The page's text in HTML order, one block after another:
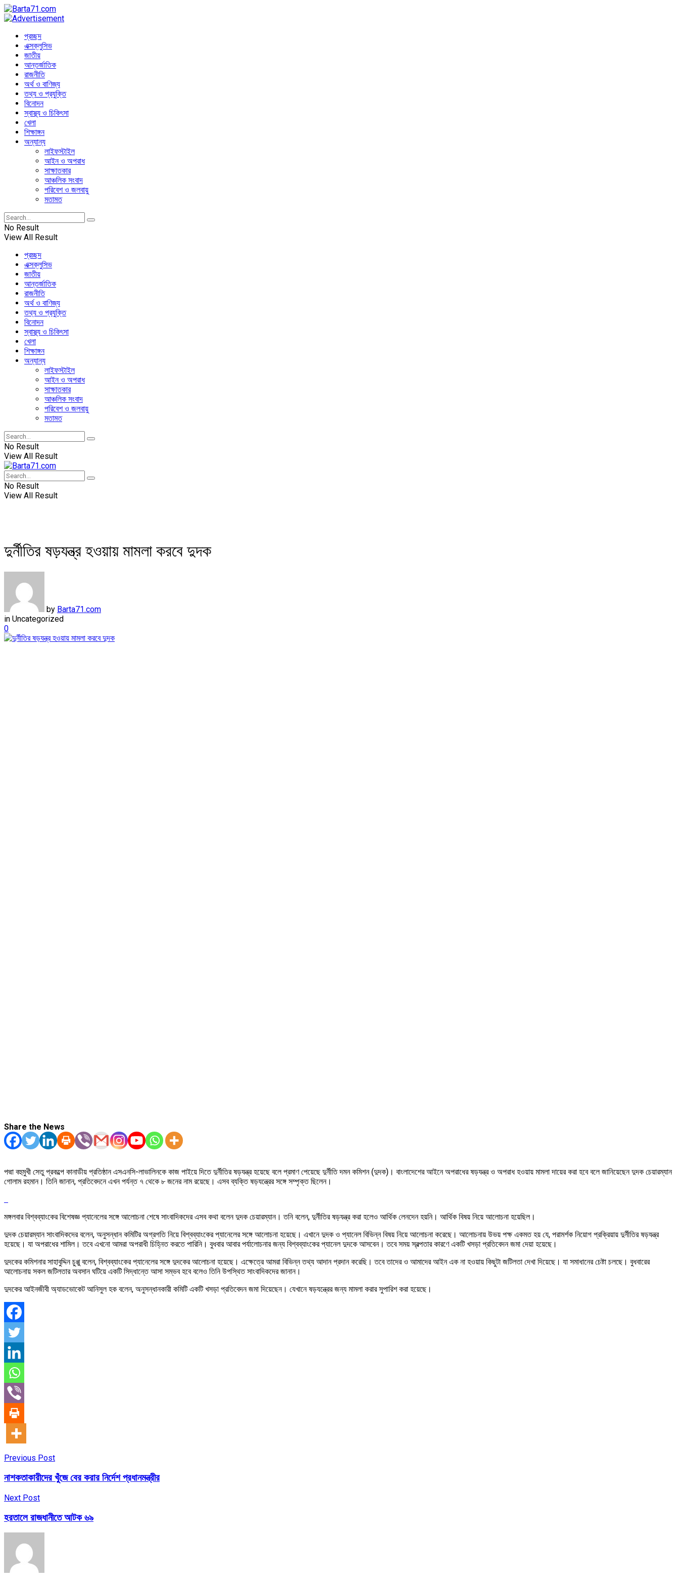
প্রচ্ছদ
এক্সক্লুসিভ
জাতীয়
আন্তর্জাতিক
রাজনীতি
অর্থ ও বাণিজ্য
তথ্য ও প্রযুক্তি
বিনোদন
স্বাস্থ্য ও চিকিৎসা
খেলা
শিক্ষাঙ্গন
অন্যান্য
লাইফস্টাইল
আইন ও অপরাধ
সাক্ষাতকার
আঞ্চলিক সংবাদ
পরিবেশ ও জলবায়ু
মতামত
No Result
View All Result
প্রচ্ছদ
এক্সক্লুসিভ
জাতীয়
আন্তর্জাতিক
রাজনীতি
অর্থ ও বাণিজ্য
তথ্য ও প্রযুক্তি
বিনোদন
স্বাস্থ্য ও চিকিৎসা
খেলা
শিক্ষাঙ্গন
অন্যান্য
লাইফস্টাইল
আইন ও অপরাধ
সাক্ষাতকার
আঞ্চলিক সংবাদ
পরিবেশ ও জলবায়ু
মতামত
No Result
View All Result
No Result
View All Result
দুর্নীতির ষড়যন্ত্র হওয়ায় মামলা করবে দুদক
by Barta71.com
in Uncategorized
0
Share the News
পদ্মা বহুমুখী সেতু প্রকল্পে কানাডীয় প্রতিষ্ঠান এসএনসি-লাভালিনকে কাজ পাইয়ে দিতে দুর্নীতির ষড়যন্ত্র হয়েছে বলে প্রমাণ পেয়েছে দুর্নীতি দমন কমিশন (দুদক)। বাংলাদেশের আইনে অপরাধের ষড়যন্ত্র ও অপরাধ হওয়ায় মামলা দায়ের করা হবে বলে জানিয়েছেন দুদক চেয়ারম্যান
গোলাম রহমান। তিনি জানান, প্রতিবেদনে এখন পর্যন্ত ৭ থেকে ৮ জনের নাম রয়েছে। এসব ব্যক্তি ষড়যন্ত্রের সঙ্গে সম্পৃক্ত ছিলেন।
মঙ্গলবার বিশ্বব্যাংকের বিশেষজ্ঞ প্যানেলের সঙ্গে আলোচনা শেষে সাংবাদিকদের এসব কথা বলেন দুদক চেয়ারম্যান। তনি বলেন, দুর্নীতির ষড়যন্ত্র করা হলেও আর্থিক লেনদেন হয়নি। আর্থিক বিষয় নিয়ে আলোচনা হয়েছিল।
দুদক চেয়ারম্যান সাংবাদিকদের বলেন, অনুসন্ধান কমিটির অগ্রগতি নিয়ে বিশ্বব্যাংকের প্যানেলের সঙ্গে আলোচনা হয়েছে। এখানে দুদক ও প্যানেল বিভিন্ন বিষয় নিয়ে আলোচনা করেছে। আলোচনায় উভয় পক্ষ একমত হয় যে, পরামর্শক নিয়োগ প্রক্রিয়ায় দুর্নীতির ষড়যন্ত্র
হয়েছে। যা অপরাধের শামিল। তবে এখনো আমরা অপরাধী চিহ্নিত করতে পারিনি। বুধবার আবার পর্যালোচনার জন্য বিশ্বব্যাংকের প্যানেল দুদকে আসবেন। তবে সময় স্বল্পতার কারণে একটি খসড়া প্রতিবেদন জমা দেয়া হয়েছে।
দুদকের কমিশনার সাহাবুদ্দিন চুপ্পু বলেন, বিশ্বব্যাংকের প্যানেলের সঙ্গে দুদকের আলোচনা হয়েছে। এক্ষেত্রে আমরা বিভিন্ন তথ্য আদান প্রদান করেছি। তবে তাদের ও আমাদের আইন এক না হওয়ায় কিছুটা জটিলতা দেখা দিয়েছে। যা সমাধানের চেষ্টা চলছে। বুধবারের
আলোচনায় সকল জটিলতার অবসান ঘটিয়ে একটি সিদ্ধান্তে আসা সম্ভব হবে বলেও তিনি উপস্থিত সাংবাদিকদের জানান।
দুদকের আইনজীবী অ্যাডভোকেট আনিসুল হক বলেন, অনুসন্ধানকারী কমিটি একটি খসড়া প্রতিবেদন জমা দিয়েছেন। যেখানে ষড়যন্ত্রের জন্য মামলা করার সুপারিশ করা হয়েছে।
Previous Post
নাশকতাকারীদের খুঁজে বের করার নির্দেশ প্রধানমন্ত্রীর
Next Post
হরতালে রাজধানীতে আটক ৬৯